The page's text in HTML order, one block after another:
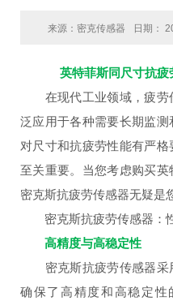
来源：密克传感器 日期：
英特菲斯同尺寸抗疲
在现代工业领域，疲劳
泛应用于各种需要长期监
对尺寸和抗疲劳性能有严
至关重要。当您考虑购买英
密克斯抗疲劳传感器无疑是
密克斯抗疲劳传感器：
高精度与高稳定性
密克斯抗疲劳传感器采
确保了高精度和高稳定性